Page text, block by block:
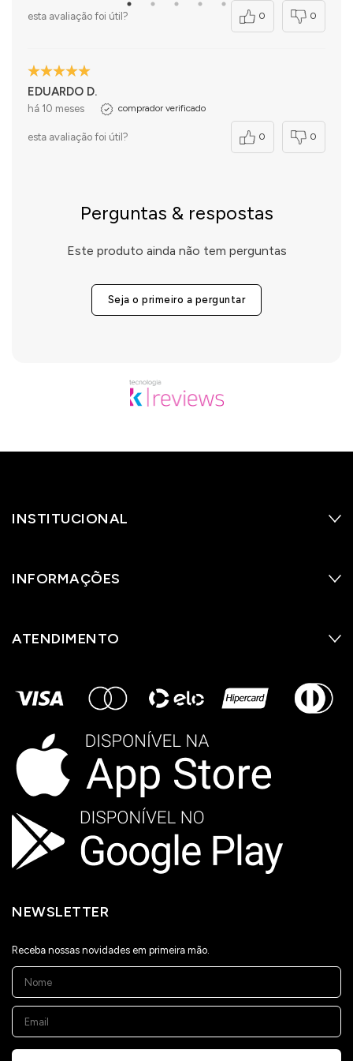
esta avaliação foi útil? 0 0
EDUARDO D.
há 10 meses comprador verificado
esta avaliação foi útil? 0 0
Perguntas & respostas
Este produto ainda não tem perguntas
Seja o primeiro a perguntar
INSTITUCIONAL
INFORMAÇÕES
ATENDIMENTO
NEWSLETTER
Receba nossas novidades em primeira mão.